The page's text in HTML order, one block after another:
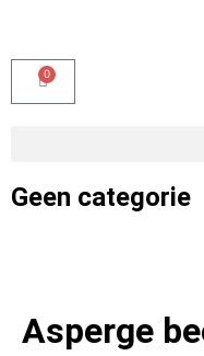
0
Geen categorie
Asperge